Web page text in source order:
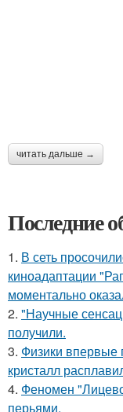
читать дальше →
Последние
1. В сеть
киноадаптации
моментально
2. "Научные
получили.
3. Физики впервые
кристалл
4. Феномен
перьями.